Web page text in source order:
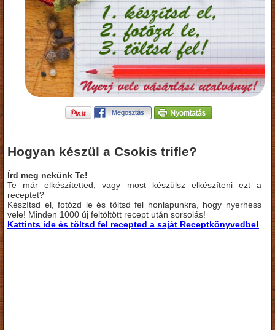
Hogyan készül a Csokis trifle?
Írd meg nekünk Te!
Te már elkészítetted, vagy most készülsz elkészíteni ezt a
receptet?
Készítsd el, fotózd le és töltsd fel honlapunkra, hogy nyerhess
vele! Minden 1000 új feltöltött recept után sorsolás!
Kattints ide és töltsd fel recepted a saját Receptkönyvedbe!